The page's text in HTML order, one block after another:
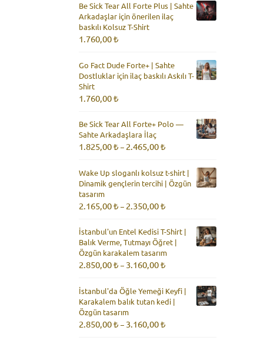
Be Sick Tear All Forte Plus | Sahte
Arkadaşlar için önerilen ilaç
baskılı Kolsuz T-Shirt
1.760,00₺
Go Fact Dude Forte+ | Sahte
Dostluklar için ilaç baskılı Askılı T-
Shirt
1.760,00₺
Be Sick Tear All Forte+ Polo —
Sahte Arkadaşlara İlaç
1.825,00₺ – 2.465,00₺
-
2.465,00 ₺
Wake Up sloganlı kolsuz t-shirt |
Dinamik gençlerin tercihi | Özgün
tasarım
2.165,00₺ – 2.350,00₺
-
2.350,00 ₺
İstanbul'un Entel Kedisi T-Shirt |
Balık Verme, Tutmayı Öğret |
Özgün karakalem tasarım
2.850,00₺ – 3.160,00₺
-
3.160,00 ₺
İstanbul'da Öğle Yemeği Keyfi |
Karakalem balık tutan kedi |
Özgün tasarım
2.850,00₺ – 3.160,00₺